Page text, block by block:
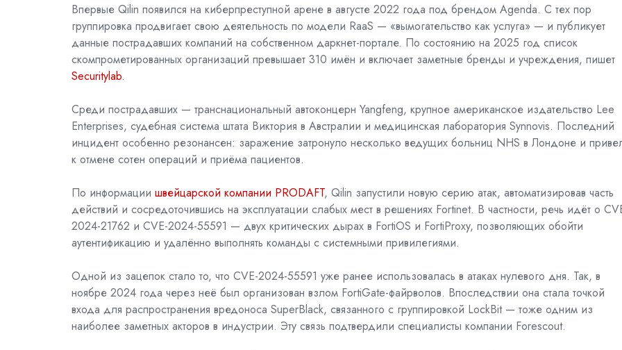
Впервые Qilin появился на киберпреступной арене в августе 2022 года под брендом Agenda. С тех пор
группировка продвигает свою деятельность по модели RaaS — «вымогательство как услуга» — и публикует
данные пострадавших компаний на собственном даркнет-портале. По состоянию на 2025 год список
скомпрометированных организаций превышает 310 имён и включает заметные бренды и учреждения, пишет
Securitylab.
Среди пострадавших — транснациональный автоконцерн Yangfeng, крупное американское издательство Lee
Enterprises, судебная система штата Виктория в Австралии и медицинская лаборатория Synnovis. Последний
инцидент особенно резонансен: заражение затронуло несколько ведущих больниц NHS в Лондоне и
к отмене сотен операций и приёма пациентов.
По информации швейцарской компании PRODAFT, Qilin запустили новую серию атак, автоматизировав часть
действий и сосредоточившись на эксплуатации слабых мест в решениях Fortinet. В частности, речь идёт о
2024-21762 и CVE-2024-55591 — двух критических дырах в FortiOS и FortiProxy, позволяющих обойти
аутентификацию и удалённо выполнять команды с системными привилегиями.
Одной из зацепок стало то, что CVE-2024-55591 уже ранее использовалась в атаках нулевого дня. Так, в
ноябре 2024 года через неё был организован взлом FortiGate-файрволов. Впоследствии она стала точкой
входа для распространения вредоноса SuperBlack, связанного с группировкой LockBit — тоже одним из
наиболее заметных акторов в индустрии. Эту связь подтвердили специалисты компании Forescout.